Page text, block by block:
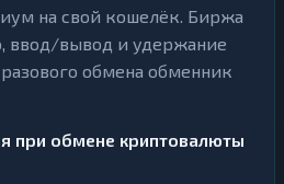
на свой кошелёк. Биржа
ввод/вывод и удержание
обмена обменник
при обмене криптовалюты